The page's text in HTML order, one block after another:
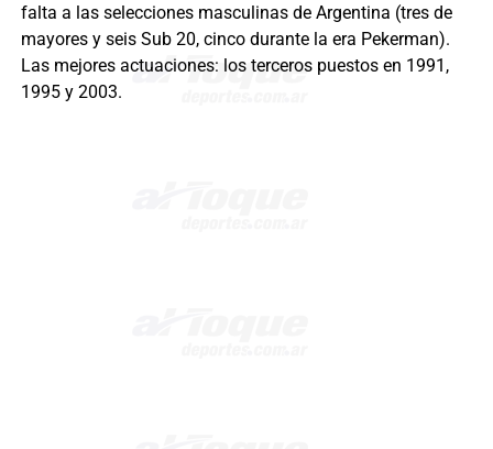
falta a las selecciones masculinas de Argentina (tres de
mayores y seis Sub 20, cinco durante la era Pekerman).
Las mejores actuaciones: los terceros puestos en 1991,
1995 y 2003.